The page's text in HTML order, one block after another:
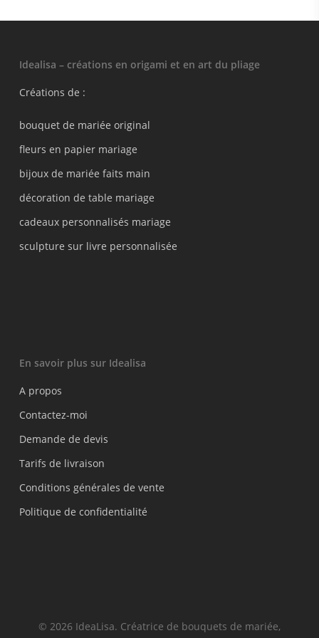
Idealisa – créations en origami et en art du pliage
Créations de :
bouquet de mariée original
fleurs en papier mariage
bijoux de mariée faits main
décoration de table mariage
cadeaux personnalisés mariage
sculpture sur livre personnalisée
En savoir plus sur Idealisa
A propos
Contactez-moi
Demande de devis
Tarifs de livraison
Conditions générales de vente
Politique de confidentialité
© 2026 IdeaLisa. Créatrice de bouquets de mariée,